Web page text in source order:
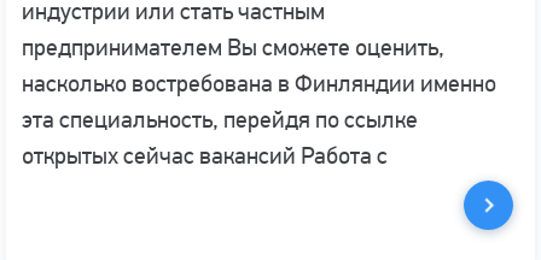
индустрии или стать частным
предпринимателем Вы сможете оценить,
насколько востребована в Финляндии именно
эта специальность, перейдя по ссылке
открытых сейчас вакансий Работа с